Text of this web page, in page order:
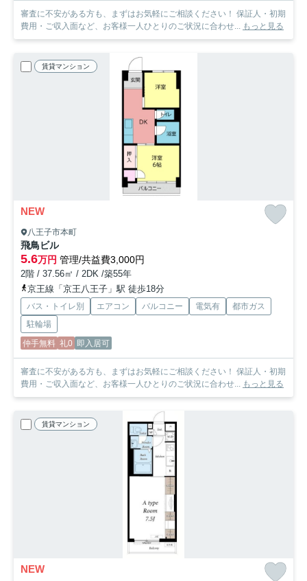
審査に不安がある方も、まずはお気軽にご相談ください！ 保証人・初期
費用・ご収入面など、お客様一人ひとりのご状況に合わせ... もっと見る
賃貸マンション
NEW
八王子市本町
飛鳥ビル
5.6万円 管理/共益費3,000円
2階 / 37.56㎡ / 2DK /築55年
京王線「京王八王子」駅 徒歩18分
バス・トイレ別 エアコン バルコニー 電気有
都市ガス
駐輪場
仲手無料 礼0 即入居可
審査に不安がある方も、まずはお気軽にご相談ください！ 保証人・初期
費用・ご収入面など、お客様一人ひとりのご状況に合わせ... もっと見る
賃貸マンション
NEW